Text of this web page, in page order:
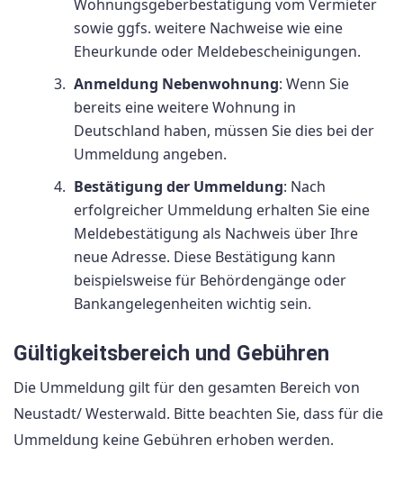
Wohnungsgeberbestätigung vom Vermieter
sowie ggfs. weitere Nachweise wie eine
Eheurkunde oder Meldebescheinigungen.
Anmeldung Nebenwohnung: Wenn Sie
bereits eine weitere Wohnung in
Deutschland haben, müssen Sie dies bei der
Ummeldung angeben.
Bestätigung der Ummeldung: Nach
erfolgreicher Ummeldung erhalten Sie eine
Meldebestätigung als Nachweis über Ihre
neue Adresse. Diese Bestätigung kann
beispielsweise für Behördengänge oder
Bankangelegenheiten wichtig sein.
Gültigkeitsbereich und Gebühren
Die Ummeldung gilt für den gesamten Bereich von
Neustadt/ Westerwald. Bitte beachten Sie, dass für die
Ummeldung keine Gebühren erhoben werden.